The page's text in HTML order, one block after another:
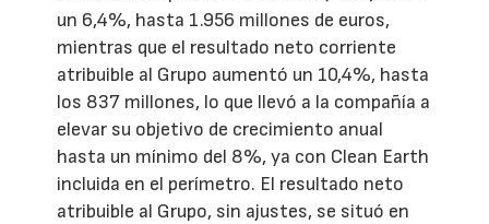
un 6,4%, hasta 1.956 millones de euros,
mientras que el resultado neto corriente
atribuible al Grupo aumentó un 10,4%, hasta
los 837 millones, lo que llevó a la compañía a
elevar su objetivo de crecimiento anual
hasta un mínimo del 8%, ya con Clean Earth
incluida en el perímetro. El resultado neto
atribuible al Grupo, sin ajustes, se situó en